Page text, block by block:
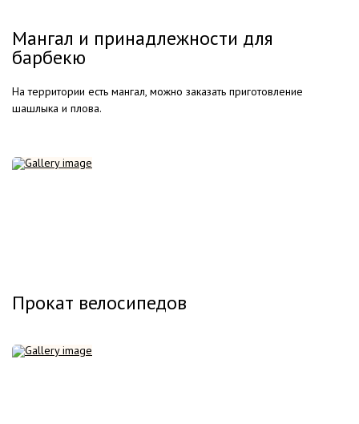
Мангал и принадлежности для
барбекю
На территории есть мангал, можно заказать приготовление
шашлыка и плова.
Прокат велосипедов